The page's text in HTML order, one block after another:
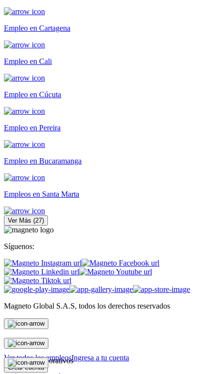
Empleo en Cartagena
Empleo en Cali
Empleo en Cúcuta
Empleo en Pereira
Empleo en Bucaramanga
Empleos en Santa Marta
Ver Más (27)
Síguenos:
Magneto Global S.A.S, todos los derechos reservados
Personas
Ver todos los empleosIngresa a tu cuenta
Crear cuenta
Magneto Corporativos